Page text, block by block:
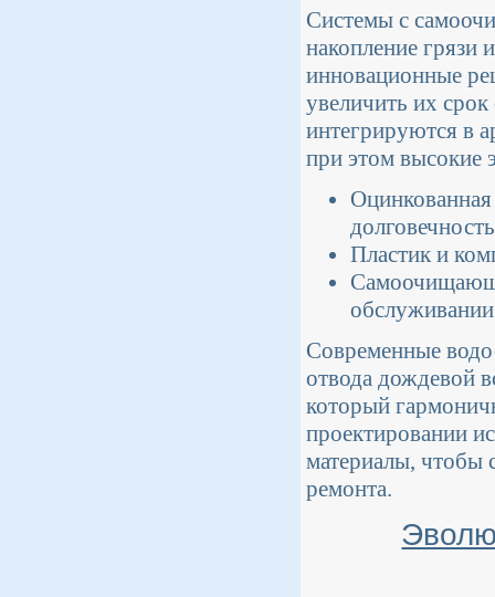
Системы с
накопление грязи
инновационные
увеличить их
интегрируются в
при этом высокие
Пластик и
Современные
отвода дождевой
который
проектировании
материалы, чтобы
ремонта.